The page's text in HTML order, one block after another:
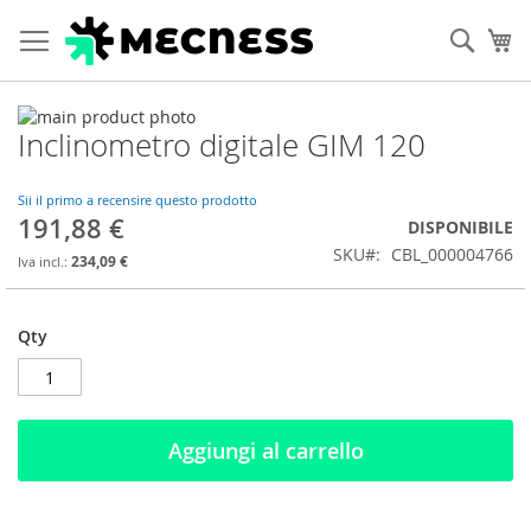
Cerca
Vai
alla
fine
galleria
di
immagini
Vai
all'inizio
galleria
di
immagini
Inclinometro digitale GIM 120
Sii il primo a recensire questo prodotto
191,88 €
234,09 €
DISPONIBILE
SKU
CBL_000004766
Qty
Aggiungi al carrello